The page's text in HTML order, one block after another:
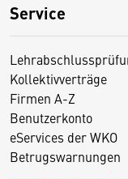
Service
Kollektivverträge
Firmen A-Z
Benutzerkonto
eServices der WKO
Betrugswarnungen